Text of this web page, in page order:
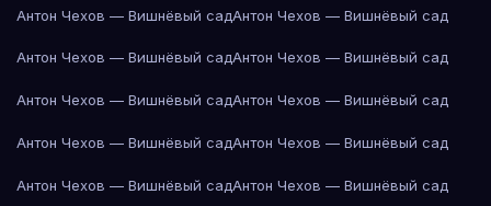
Антон Чехов — Вишнёвый садАнтон Чехов — Вишнёвый сад
Антон Чехов — Вишнёвый садАнтон Чехов — Вишнёвый сад
Антон Чехов — Вишнёвый садАнтон Чехов — Вишнёвый сад
Антон Чехов — Вишнёвый садАнтон Чехов — Вишнёвый сад
Антон Чехов — Вишнёвый садАнтон Чехов — Вишнёвый сад